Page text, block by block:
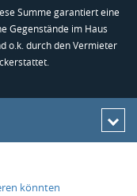
Summe garantiert eine
Gegenstände im Haus
o.k. durch den Vermieter
könnten